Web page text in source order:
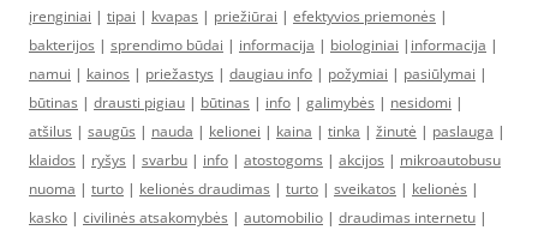
įrenginiai | tipai | kvapas | priežiūrai | efektyvios priemonės |
bakterijos | sprendimo būdai | informacija | biologiniai | informacija |
namui | kainos | priežastys | daugiau info | požymiai | pasiūlymai |
būtinas | drausti pigiau | būtinas | info | galimybės | nesidomi |
atšilus | saugūs | nauda | kelionei | kaina | tinka | žinutė | paslauga |
klaidos | ryšys | svarbu | info | atostogoms | akcijos | mikroautobusu
nuoma | turto | kelionės draudimas | turto | sveikatos | kelionės |
kasko | civilinės atsakomybės | automobilio | draudimas internetu |